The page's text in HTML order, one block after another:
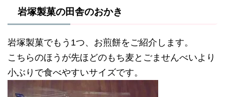
岩塚製菓の田舎のおかき
岩塚製菓でもう1つ、お煎餅をご紹介します。
こちらのほうが先ほどのもち麦とごませんべいより
小ぶりで食べやすいサイズです。